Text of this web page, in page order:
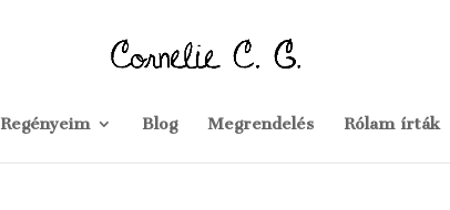
Regényeim Blog Megrendelés Rólam írták